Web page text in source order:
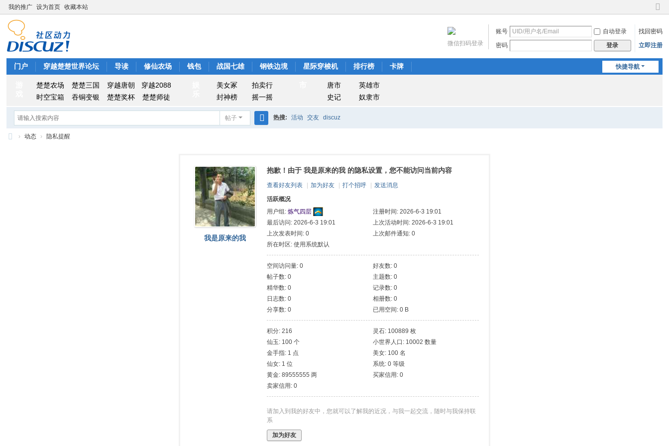
我的推广 设为首页 收藏本站
切
到
窄
账号 自动登录
找回密码
密码
登录 立即注册
微信扫码登录
快捷导航
门户 穿越楚楚世界论坛 导读 修仙农场 钱包 战国七雄 钢铁边境 星际穿梭机 排行榜 卡牌
楚楚农场 楚楚三国 穿越唐朝
穿越2088
时空宝箱
吞铜变银 楚楚奖杯 楚楚师徒
美女冢
拍卖行
封神榜
摇一摇
唐市
英雄市
史记
奴隶市
帖子 热搜: 活动 交友 discuz
› 动态 › 隐私提醒
我是原来的我
抱歉！由于 我是原来的我 的隐私设置，您不能访问当前内容
查看好友列表 加为好友 打个招呼
发送消息
活跃概况
用户组: 炼气四层
注册时间: 2026-6-3 19:01
最后访问: 2026-6-3 19:01
上次活动时间: 2026-6-3 19:01
上次发表时间: 0
上次邮件通知: 0
所在时区: 使用系统默认
空间访问量: 0
好友数: 0
帖子数: 0
主题数: 0
精华数: 0
记录数: 0
日志数: 0
相册数: 0
分享数: 0
已用空间: 0 B
积分: 216
灵石: 100889 枚
仙玉: 100 个
小世界人口: 10002 数量
金手指: 1 点
美女: 100 名
仙女: 1 位
系统: 0 等级
黄金: 89555555 两
买家信用: 0
卖家信用: 0
请加入到我的好友中，您就可以了解我的近况，与我一起交流，随时与我保持联
系
加为好友